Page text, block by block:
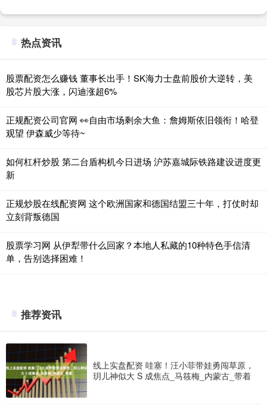
热点资讯
股票配资怎么赚钱 董事长出手！SK海力士盘前股价大逆转，美
股芯片股大涨，闪迪涨超6%
正规配资公司官网 👀自由市场剩余大鱼：詹姆斯依旧领衔！哈登
观望 伊森威少等待~
如何杠杆炒股 第二台盾构机今日进场 沪苏嘉城际铁路建设进度更
新
正规炒股在线配资网 这个欧洲国家和德国结盟三十年，打仗时却
立刻背叛德国
股票学习网 从伊犁带什么回家？本地人私藏的10种特色手信清
单，告别选择困难！
推荐资讯
线上实盘配资 哇塞！汪小菲带娃勇闯草原，
玥儿神似大 S 成焦点_马筱梅_内蒙古_带着